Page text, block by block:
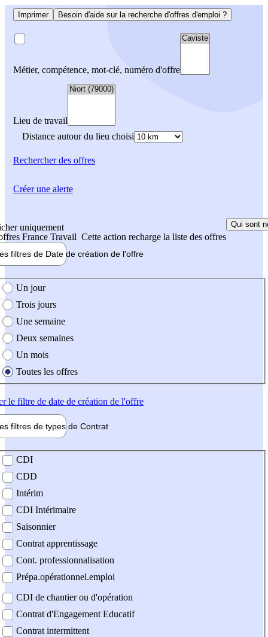
Imprimer Besoin d'aide sur la recherche d'offres d'emploi ?
Métier, compétence, mot-clé, numéro d'offre
Lieu de travail
Distance autour du lieu choisi
Rechercherdes offres
uniquement
France Travail Cette action recharge la liste des offres
Qui sont
filtres de Date de création de l'offre
création de l'offre
Un jour
Trois jours
Une semaine
Deux semaines
Un mois
Toutes les offres
le filtre de date de création de l'offre
filtres de types de Contrat
contrat
CDI
CDD
Intérim
CDI Intérimaire
Saisonnier
Contrat apprentissage
Cont. professionnalisation
Prépa.opérationnel.emploi
CDI de chantier ou d'opération
Contrat d'Engagement Educatif
Contrat intermittent
Créer une alerte